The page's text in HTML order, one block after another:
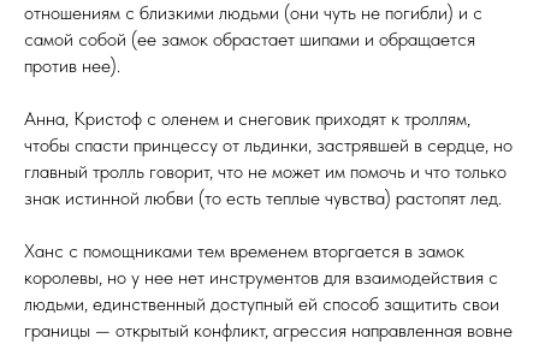
отношениям с близкими людьми (они чуть не погибли) и с
самой собой (ее замок обрастает шипами и обращается
против нее).
Анна, Кристоф с оленем и снеговик приходят к троллям,
чтобы спасти принцессу от льдинки, застрявшей в сердце, но
главный тролль говорит, что не может им помочь и что только
знак истинной любви (то есть теплые чувства) растопят лед.
Ханс с помощниками тем временем вторгается в замок
королевы, но у нее нет инструментов для взаимодействия с
людьми, единственный доступный ей способ защитить свои
границы — открытый конфликт, агрессия направленная вовне